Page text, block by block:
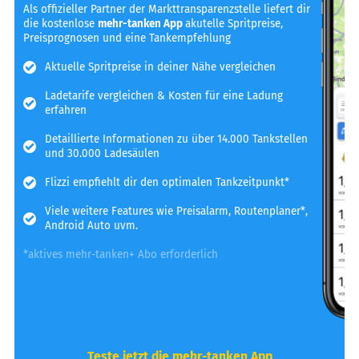
Als offizieller Partner der Markttransparenzstelle liefert dir
die kostenlosemehr-tanken Appakutelle Spritpreise,
Preisprognosen und eine Tankempfehlung
Aktuelle Spritpreise in deiner Nähe vergleichen
Ladetarife vergleichen & Kosten für eine Ladung
erfahren
Detaillierte Informationen zu über 14.000 Tankstellen
und 30.000 Ladesäulen
Flizzi empfiehlt dir den optimalen Tankzeitpunkt*
Viele weitere Features wie Preisalarm, Routenplaner*,
Android Auto uvm.
*aktives mehr-tanken+ Abo erforderlich